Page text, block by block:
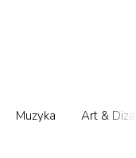
Muzyka Art &